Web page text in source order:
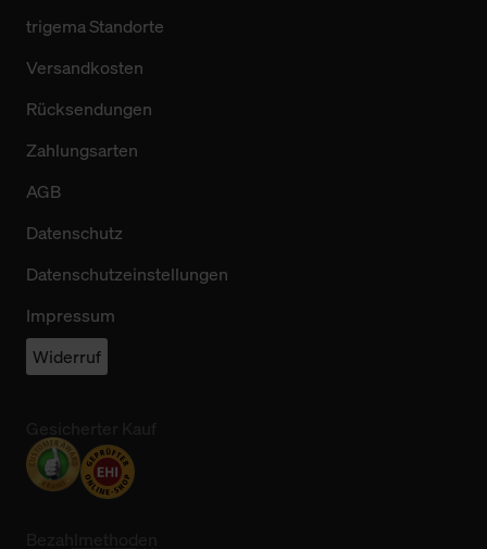
trigema Standorte
Versandkosten
Rücksendungen
Zahlungsarten
AGB
Datenschutz
Datenschutzeinstellungen
Impressum
Widerruf